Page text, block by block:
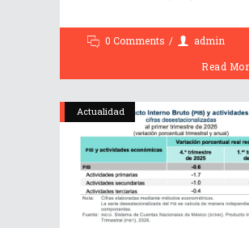
0 Comments
admin
Read
Actualidad